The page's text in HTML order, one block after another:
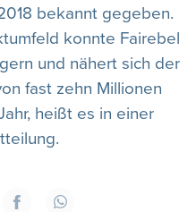
bekannt gegeben.
konnte Fairebel
und nähert sich der
fast zehn Millionen
heißt es in einer